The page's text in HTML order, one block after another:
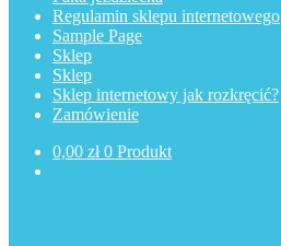
Regulamin sklepu internetowego
Sample Page
Sklep
Sklep
Sklep internetowy jak rozkręcić?
Zamówienie
0,00 zł 0 Produkt